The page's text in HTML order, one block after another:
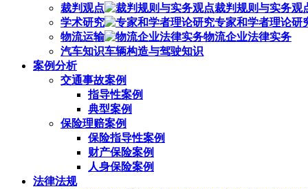
裁判观点
裁判规则与实务观
学术研究
专家和学者理论研
物流运输
物流企业法律实务
汽车知识车辆构造与驾驶知识
案例分析
交通事故案例
指导性案例
典型案例
保险理赔案例
保险指导性案例
财产保险案例
人身保险案例
法律法规